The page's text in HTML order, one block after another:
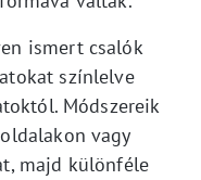
ismert csalók
színlelve
Módszereik
vagy
majd különféle